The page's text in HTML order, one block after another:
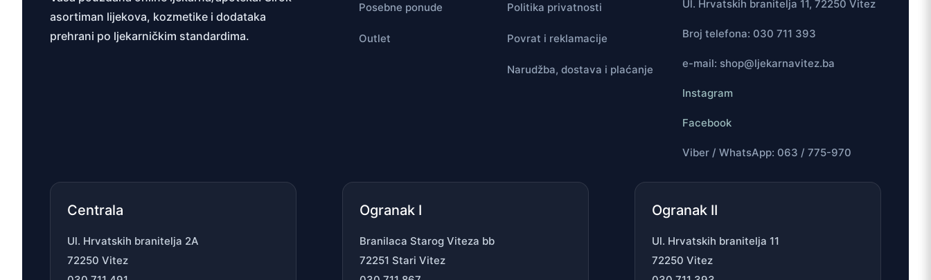
asortiman lijekova, kozmetike i dodataka
prehrani po ljekarničkim standardima.
Posebne ponude
Outlet
Politika privatnosti
Povrat i reklamacije
Narudžba, dostava i plaćanje
Ul. Hrvatskih branitelja 11, 72250 Vitez
Broj telefona: 030 711 393
e-mail: shop@ljekarnavitez.ba
Instagram
Facebook
Viber / WhatsApp: 063 / 775-970
Centrala
Ul. Hrvatskih branitelja 2A
72250 Vitez
Ogranak I
Branilaca Starog Viteza bb
72251 Stari Vitez
Ogranak II
Ul. Hrvatskih branitelja 11
72250 Vitez